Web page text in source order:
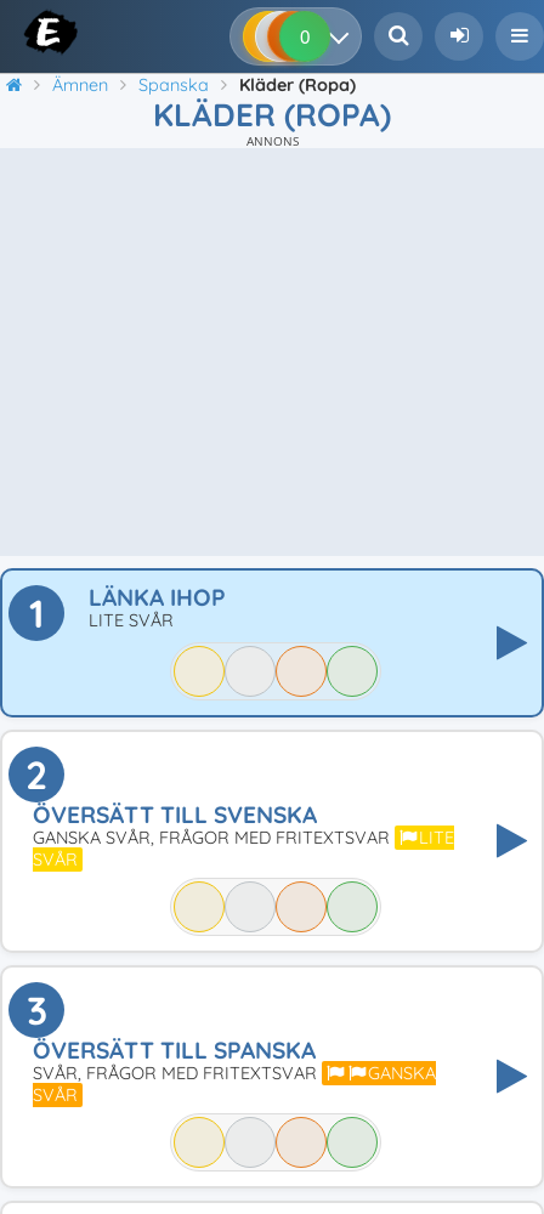
0 0 0
Ämnen Spanska Kläder (Ropa)
KLÄDER (ROPA)
ANNONS
1 LÄNKA IHOP
LITE SVÅR
2
ÖVERSÄTT TILL SVENSKA
GANSKA SVÅR, FRÅGOR MED FRITEXTSVAR
LITE
SVÅR
3
ÖVERSÄTT TILL SPANSKA
SVÅR, FRÅGOR MED FRITEXTSVAR
GANSKA
SVÅR